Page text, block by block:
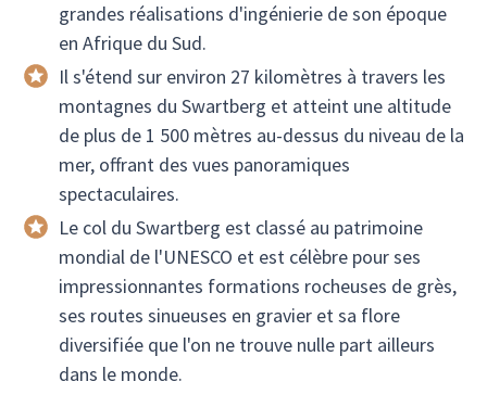
grandes réalisations d'ingénierie de son époque
en Afrique du Sud.
Il s'étend sur environ 27 kilomètres à travers les
montagnes du Swartberg et atteint une altitude
de plus de 1 500 mètres au-dessus du niveau de la
mer, offrant des vues panoramiques
spectaculaires.
Le col du Swartberg est classé au patrimoine
mondial de l'UNESCO et est célèbre pour ses
impressionnantes formations rocheuses de grès,
ses routes sinueuses en gravier et sa flore
diversifiée que l'on ne trouve nulle part ailleurs
dans le monde.